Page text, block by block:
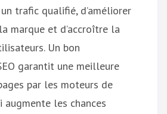
trafic qualifié, d’améliorer
marque et d’accroître la
Un bon
garantit une meilleure
par les moteurs de
augmente les chances